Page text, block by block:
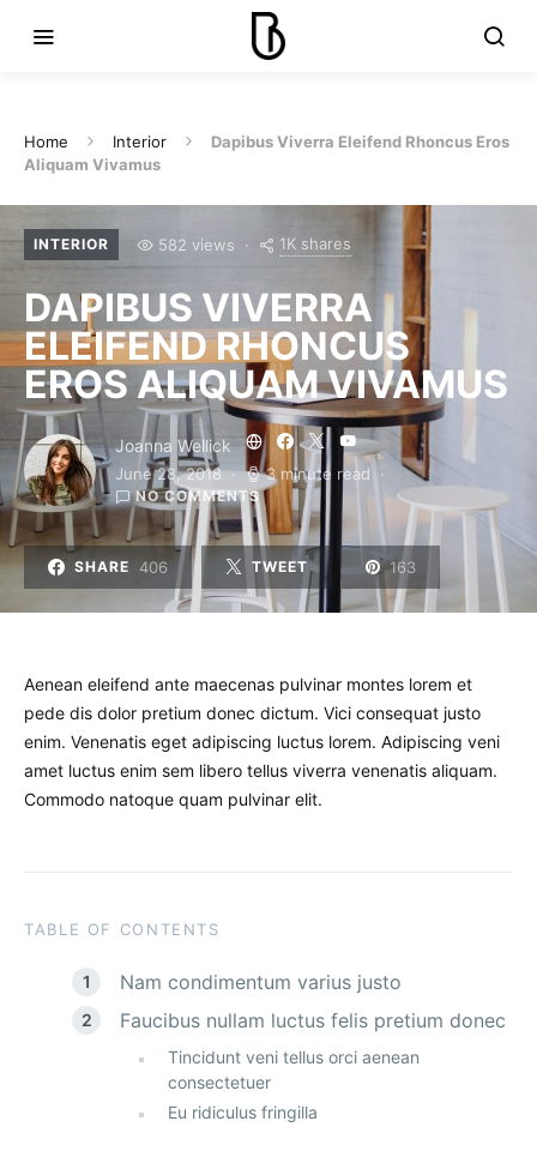
Home Interior
Dapibus Viverra Eleifend Rhoncus Eros
Aliquam Vivamus
INTERIOR 582 views 1K shares
DAPIBUS VIVERRA
ELEIFEND RHONCUS
EROS ALIQUAM VIVAMUS
Joanna Wellick
June 28, 2018 3 minute read
NO COMMENTS
SHARE 406 TWEET 163
Aenean eleifend ante maecenas pulvinar montes lorem et
pede dis dolor pretium donec dictum. Vici consequat justo
enim. Venenatis eget adipiscing luctus lorem. Adipiscing veni
amet luctus enim sem libero tellus viverra venenatis aliquam.
Commodo natoque quam pulvinar elit.
TABLE OF CONTENTS
Nam condimentum varius justo
Faucibus nullam luctus felis pretium donec
Tincidunt veni tellus orci aenean
consectetuer
Eu ridiculus fringilla